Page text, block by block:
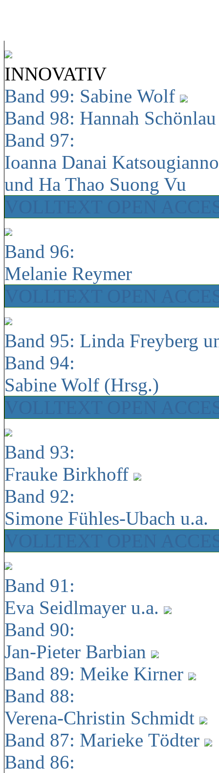
INNOVATIV
Band 99: Sabine Wolf
Band 98: Hannah
Band 97:
Ioanna Danai
und Ha Thao Suong Vu
Band 96:
Melanie Reymer
Band 95: Linda Freyberg
Band 94:
Sabine Wolf (Hrsg.)
Band 93:
Frauke Birkhoff
Band 92:
Simone Fühles-Ubach u.a.
Band 91:
Eva Seidlmayer u.a.
Band 90:
Jan-Pieter Barbian
Band 89: Meike Kirner
Band 88:
Verena-Christin Schmidt
Band 87: Marieke Tödter
Band 86: